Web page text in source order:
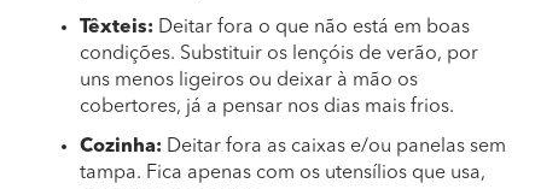
Têxteis: Deitar fora o que não está em boas
condições. Substituir os lençóis de verão, por
uns menos ligeiros ou deixar à mão os
cobertores, já a pensar nos dias mais frios.
Cozinha: Deitar fora as caixas e/ou panelas sem
tampa. Fica apenas com os utensílios que usa,